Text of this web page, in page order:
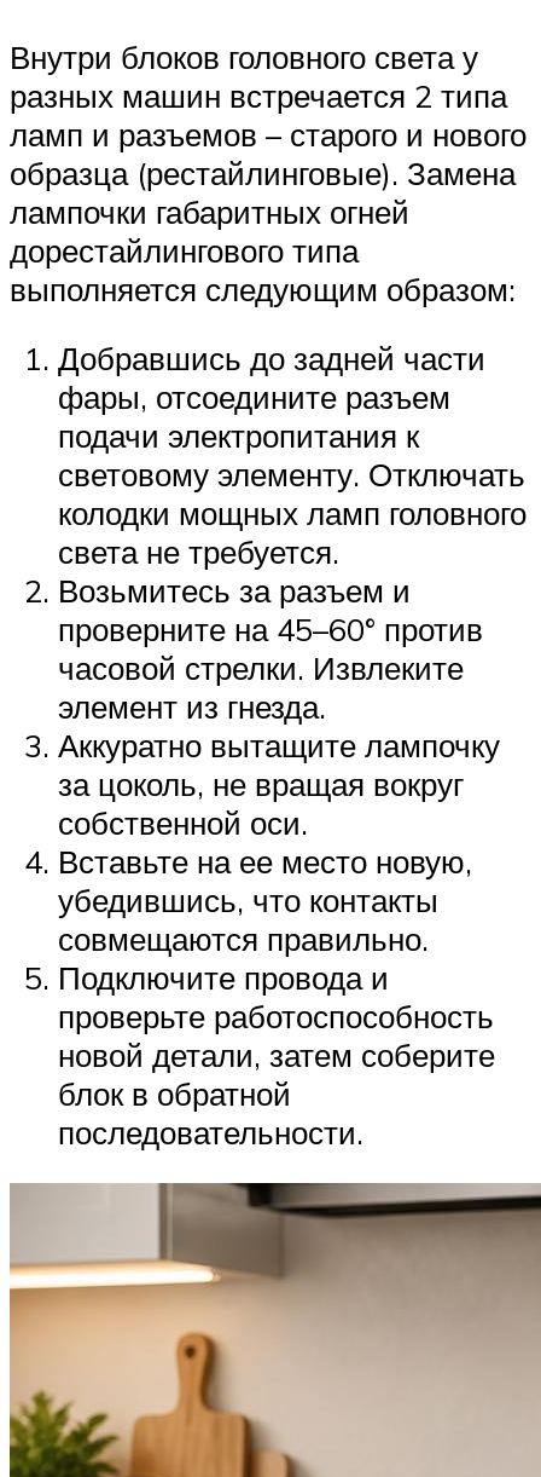
Внутри блоков головного света у
разных машин встречается 2 типа
ламп и разъемов – старого и нового
образца (рестайлинговые). Замена
лампочки габаритных огней
дорестайлингового типа
выполняется следующим образом:
Добравшись до задней части
фары, отсоедините разъем
подачи электропитания к
световому элементу. Отключать
колодки мощных ламп головного
света не требуется.
Возьмитесь за разъем и
проверните на 45–60° против
часовой стрелки. Извлеките
элемент из гнезда.
Аккуратно вытащите лампочку
за цоколь, не вращая вокруг
собственной оси.
Вставьте на ее место новую,
убедившись, что контакты
совмещаются правильно.
Подключите провода и
проверьте работоспособность
новой детали, затем соберите
блок в обратной
последовательности.